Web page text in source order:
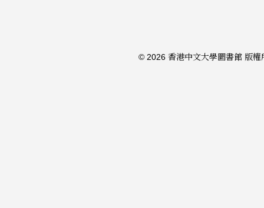
© 2026 香港中文大學圖書館 版權